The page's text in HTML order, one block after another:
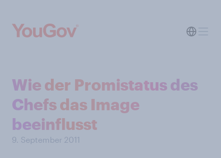
Wie der Promistatus des
Chefs das Image
beeinflusst
9. September 2011